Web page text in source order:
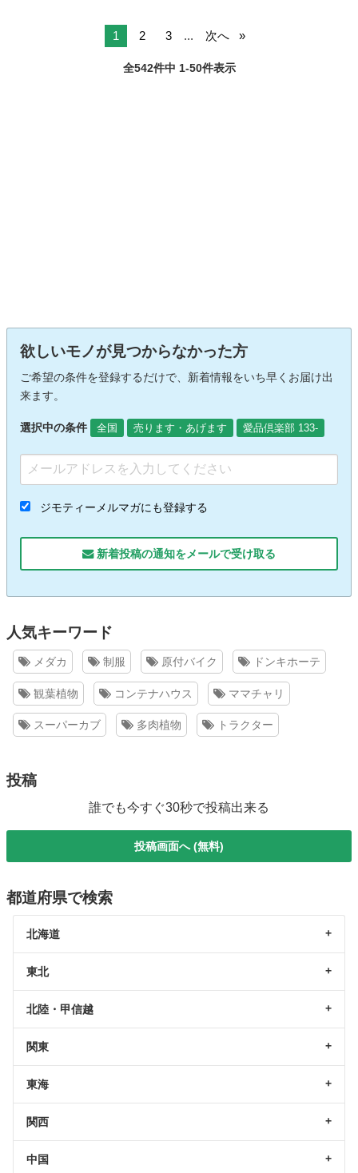
1 2 3 ... 次へ
全542件中 1-50件表示
欲しいモノが見つからなかった方
ご希望の条件を登録するだけで、新着情報をいち早くお届け出
来ます。
選択中の条件 全国 売ります・あげます 愛品倶楽部 133-
ジモティーメルマガにも登録する
新着投稿の通知をメールで受け取る
人気キーワード
メダカ 制服 原付バイク ドンキホーテ
観葉植物 コンテナハウス ママチャリ
スーパーカブ 多肉植物 トラクター
投稿
誰でも今すぐ30秒で投稿出来る
投稿画面へ (無料)
都道府県で検索
北海道
東北
北陸・甲信越
関東
東海
関西
中国